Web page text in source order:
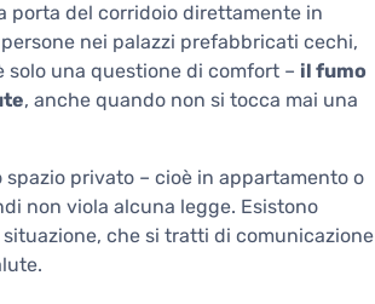
porta del corridoio direttamente in
nei palazzi prefabbricati cechi,
solo una questione di comfort – il fumo
, anche quando non si tocca mai una
spazio privato – cioè in appartamento o
non viola alcuna legge. Esistono
che si tratti di comunicazione